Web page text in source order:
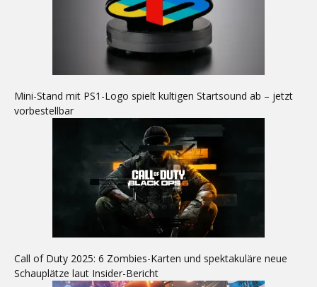
Mini-Stand mit PS1-Logo spielt kultigen Startsound ab – jetzt
vorbestellbar
Call of Duty 2025: 6 Zombies-Karten und spektakuläre neue
Schauplätze laut Insider-Bericht